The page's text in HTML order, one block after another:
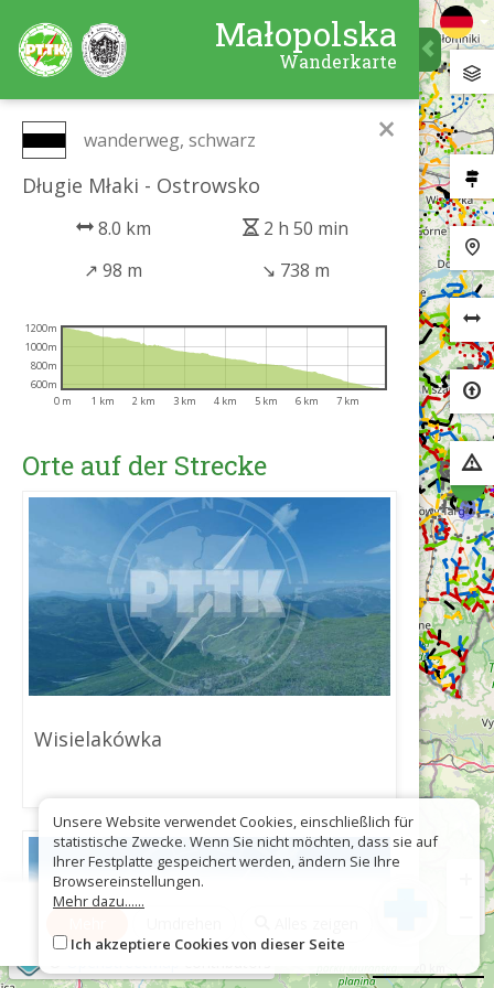
Małopolska
Wanderkarte
×
wanderweg, schwarz
Długie Młaki - Ostrowsko
8.0 km
2 h 50 min
↗ 98 m ↘ 738 m
0 m 1 km 2 km 3 km 4 km 5 km 6 km 7 km
600m
800m
1000m
1200m
Orte auf der Strecke
Wisielakówka
Unsere Website verwendet Cookies, einschließlich für
statistische Zwecke. Wenn Sie nicht möchten, dass sie auf
Ihrer Festplatte gespeichert werden, ändern Sie Ihre
Browsereinstellungen.
Mehr dazu......
Ich akzeptiere Cookies von dieser Seite